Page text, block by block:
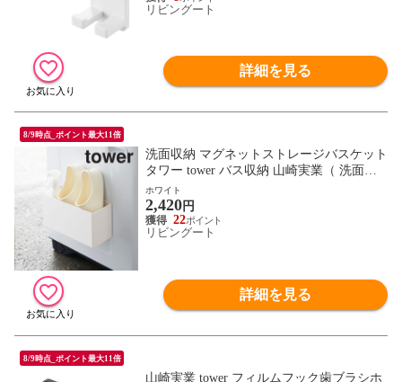
る収納 ） 【ホワイト】
リビングート
詳細を見る
8/9時点_ポイント最大11倍
洗面収納 マグネットストレージバスケット
タワー tower バス収納 山崎実業（ 洗面用
品 収納 マグネット 磁石 洗濯機横 洗濯用
品 バスブーツ 洗剤 ボトル フック付き 掃
除用品 キッチン用品 冷蔵庫横 ）【 ホワイ
ト 】
ホワイト
2,420円
22
リビングート
詳細を見る
8/9時点_ポイント最大11倍
山崎実業 tower フィルムフック歯ブラシホ